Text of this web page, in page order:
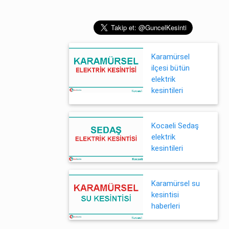
Karamürsel
ilçesi bütün
elektrik
kesintileri
Kocaeli Sedaş
elektrik
kesintileri
Karamürsel su
kesintisi
haberleri